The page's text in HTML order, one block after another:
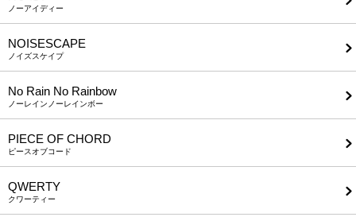
ノーアイディー
NOISESCAPE
ノイズスケイプ
No Rain No Rainbow
ノーレインノーレインボー
PIECE OF CHORD
ピースオブコード
QWERTY
クワーティー